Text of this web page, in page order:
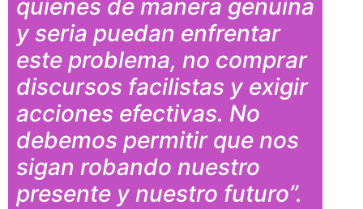
quienes de manera genuina
y seria puedan enfrentar
este problema, no comprar
discursos facilistas y exigir
acciones efectivas. No
debemos permitir que nos
sigan robando nuestro
presente y nuestro futuro”.